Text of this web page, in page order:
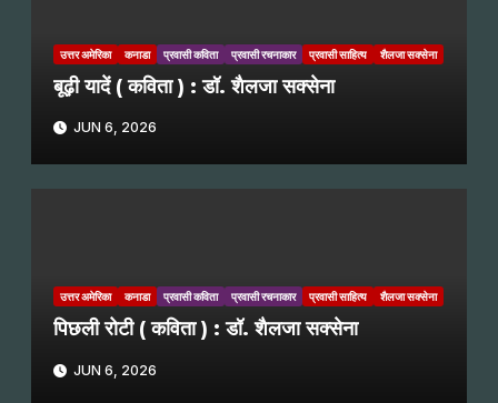
उत्तर अमेरिका कनाडा प्रवासी कविता प्रवासी रचनाकार प्रवासी साहित्य शैलजा सक्सेना
बूढ़ी यादें ( कविता ) : डॉ. शैलजा सक्सेना
JUN 6, 2026
उत्तर अमेरिका कनाडा प्रवासी कविता प्रवासी रचनाकार प्रवासी साहित्य शैलजा सक्सेना
पिछली रोटी ( कविता ) : डॉ. शैलजा सक्सेना
JUN 6, 2026